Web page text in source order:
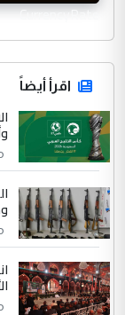
CurrencyRate
اقرأ أيضاً